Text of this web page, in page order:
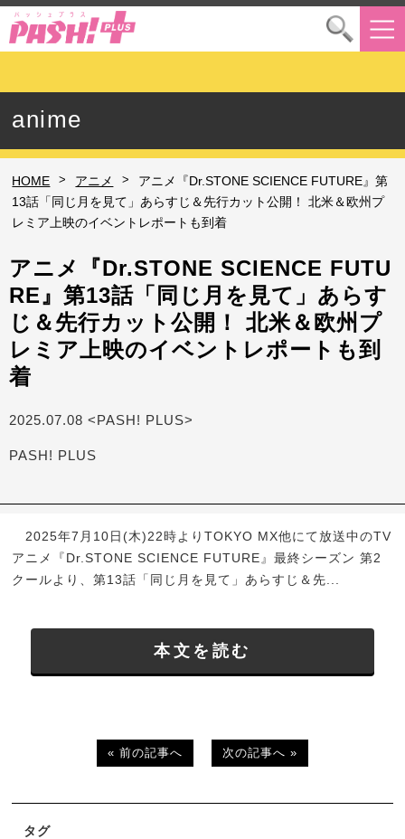
anime
HOME > アニメ >
アニメ『Dr.STONE SCIENCE FUTURE』第
13話「同じ月を見て」あらすじ＆先行カット公開！ 北米＆欧州プ
レミア上映のイベントレポートも到着
アニメ『Dr.STONE SCIENCE FUTU
RE』第13話「同じ月を見て」あらす
じ＆先行カット公開！ 北米＆欧州プ
レミア上映のイベントレポートも到
着
2025.07.08 <PASH! PLUS>
PASH! PLUS
2025年7月10日(木)22時よりTOKYO MX他にて放送中のTV
アニメ『Dr.STONE SCIENCE FUTURE』最終シーズン 第2
クールより、第13話「同じ月を見て」あらすじ＆先...
本文を読む
« 前の記事へ 次の記事へ »
タグ